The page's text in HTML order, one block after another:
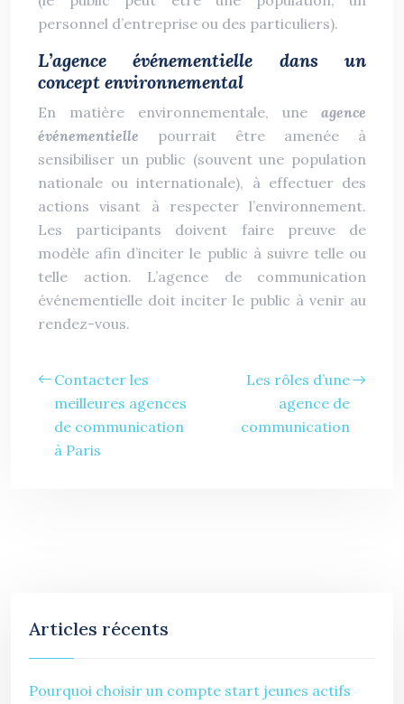
personnel d’entreprise ou des particuliers).
L’agence événementielle dans un
concept environnemental
En matière environnementale, une agence
événementielle pourrait être amenée à
sensibiliser un public (souvent une population
nationale ou internationale), à effectuer des
actions visant à respecter l’environnement.
Les participants doivent faire preuve de
modèle afin d’inciter le public à suivre telle ou
telle action. L’agence de communication
événementielle doit inciter le public à venir au
rendez-vous.
Contacter les
meilleures agences
de communication
à Paris
Les rôles d’une
agence de
communication
Articles récents
Pourquoi choisir un compte start jeunes actifs